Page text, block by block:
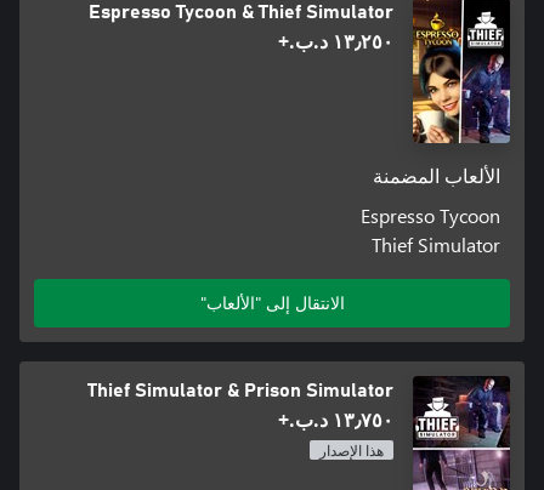
Espresso Tycoon & Thief Simulator
١٣٫٢٥٠ د.ب.‏+
الألعاب المضمنة
Espresso Tycoon
Thief Simulator
الانتقال إلى "الألعاب"
Thief Simulator & Prison Simulator
١٣٫٧٥٠ د.ب.‏+
هذا الإصدار